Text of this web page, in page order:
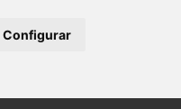
Configurar